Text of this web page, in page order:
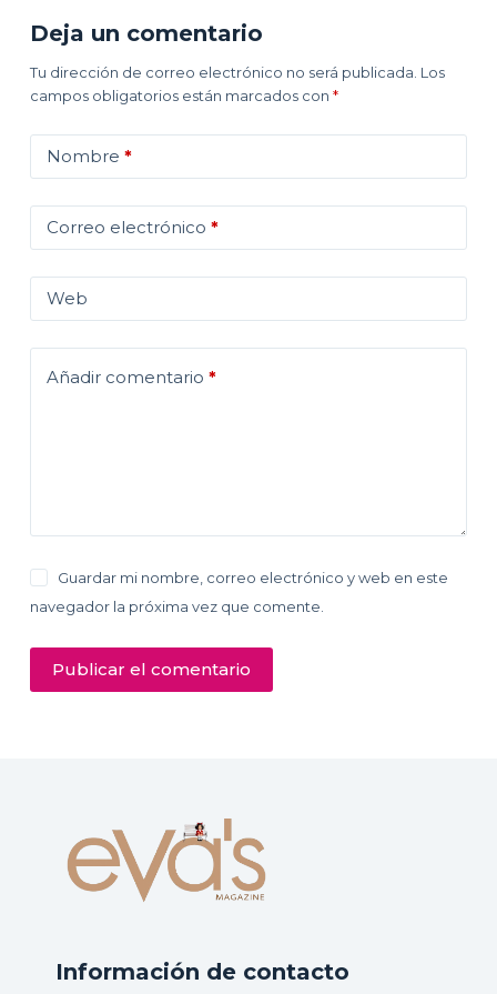
Deja un comentario
Tu dirección de correo electrónico no será publicada. Los
campos obligatorios están marcados con *
Nombre *
Correo electrónico *
Web
Añadir comentario *
Guardar mi nombre, correo electrónico y web en este
navegador la próxima vez que comente.
Publicar el comentario
Información de contacto